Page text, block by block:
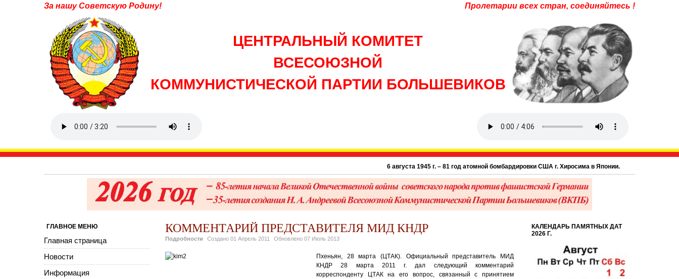
За нашу Советскую Родину! Пролетарии всех стран, соединяйтесь !
ЦЕНТРАЛЬНЫЙ КОМИТЕТ
ВСЕСОЮЗНОЙ
КОММУНИСТИЧЕСКОЙ ПАРТИИ БОЛЬШЕВИКОВ
6 августа 1945 г. – 81 год атомной бомбардировки США г. Хиросима в Японии.
КОММЕНТАРИЙ ПРЕДСТАВИТЕЛЯ МИД КНДР
Подробности Создано 01 Апрель 2011 Обновлено 07 Июль 2013
Пхеньян, 28 марта (ЦТАК). Официальный представитель МИД
КНДР 28 марта 2011 г. дал следующий комментарий
корреспонденту ЦТАК на его вопрос, связанный с принятием
ГЛАВНОЕ МЕНЮ
Главная страница
Новости
Информация
КАЛЕНДАРЬ ПАМЯТНЫХ ДАТ
2026 Г.